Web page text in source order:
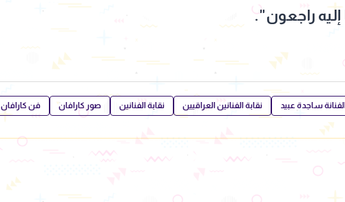
إليه راجعون".
ساجدة عبيد نقابة الفنانين العراقيين نقابة الفنانين صور كارافان فن كارافان